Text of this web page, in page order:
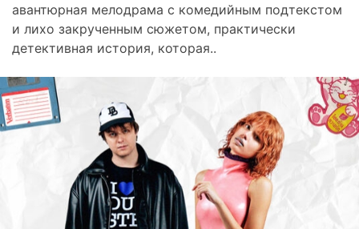
авантюрная мелодрама с комедийным подтекстом
и лихо закрученным сюжетом, практически
детективная история, которая..